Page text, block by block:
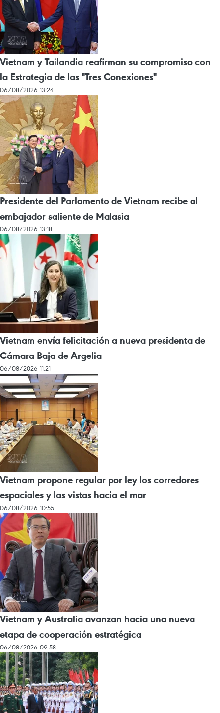
Vietnam y Tailandia reafirman su compromiso con
la Estrategia de las "Tres Conexiones"
06/08/2026 13:24
Presidente del Parlamento de Vietnam recibe al
embajador saliente de Malasia
06/08/2026 13:18
Vietnam envía felicitación a nueva presidenta de
Cámara Baja de Argelia
06/08/2026 11:21
Vietnam propone regular por ley los corredores
espaciales y las vistas hacia el mar
06/08/2026 10:55
Vietnam y Australia avanzan hacia una nueva
etapa de cooperación estratégica
06/08/2026 09:58